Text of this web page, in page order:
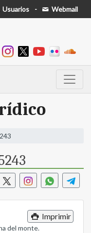
Usuarios - Webmail
Imprimir
del monte.